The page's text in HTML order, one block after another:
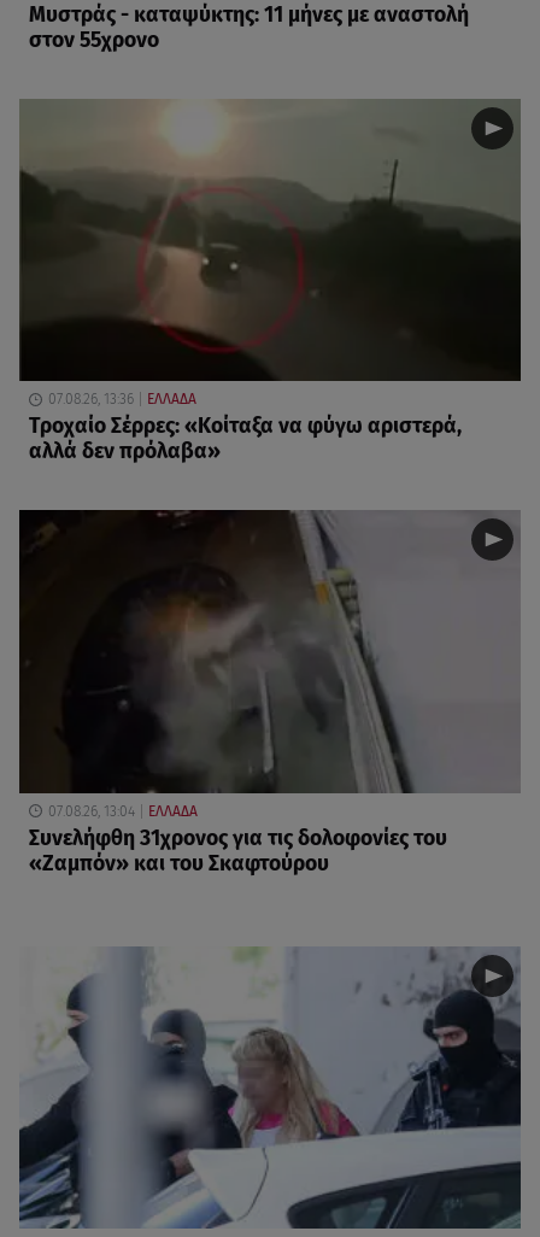
Μυστράς - καταψύκτης: 11 μήνες με αναστολή
στον 55χρονο
07.08.26, 13:36 ΕΛΛΑΔΑ
Τροχαίο Σέρρες: «Κοίταξα να φύγω αριστερά,
αλλά δεν πρόλαβα»
07.08.26, 13:04 ΕΛΛΑΔΑ
Συνελήφθη 31χρονος για τις δολοφονίες του
«Ζαμπόν» και του Σκαφτούρου